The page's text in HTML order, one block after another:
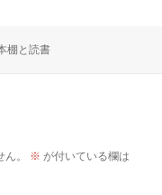
棚と読書
。 ※ が付いている欄は